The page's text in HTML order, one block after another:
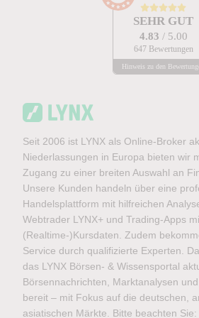
SEHR GUT
4.83 / 5.00
647 Bewertungen
Hinweis zu den
Seit 2006 ist LYNX als Online-Broker
Niederlassungen in Europa bieten wir
Zugang zu einer breiten Auswahl an
Unsere Kunden handeln über eine
Handelsplattform mit hilfreichen
Webtrader LYNX+ und Trading-Apps
(Realtime-)Kursdaten. Zudem
Service durch qualifizierte Experten.
das LYNX Börsen- & Wissensportal
Börsennachrichten, Marktanalysen
bereit – mit Fokus auf die deutschen,
asiatischen Märkte. Bitte beachten